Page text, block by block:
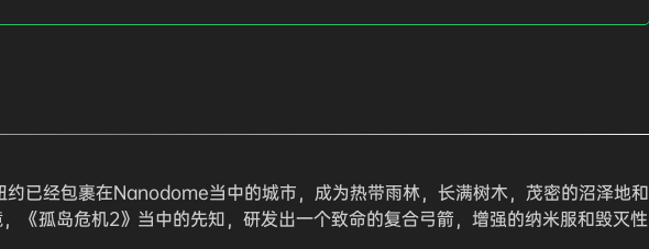
已经包裹在Nanodome当中的城市，成为热带雨林，长满树木，茂密的沼泽地和
《孤岛危机2》当中的先知，研发出一个致命的复合弓箭，增强的纳米服和毁灭性